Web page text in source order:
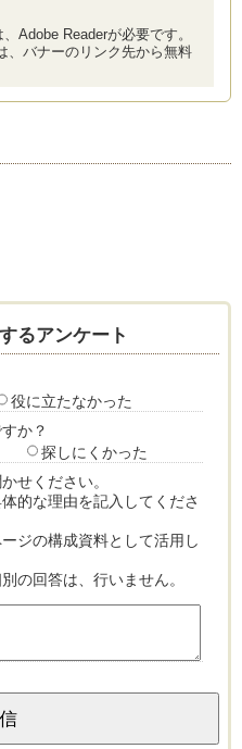
Adobe Readerが必要です。
、バナーのリンク先から無料
るアンケート
役に立たなかった
か？
探しにくかった
せください。
的な理由を記入してくださ
ジの構成資料として活用し
の回答は、行いません。